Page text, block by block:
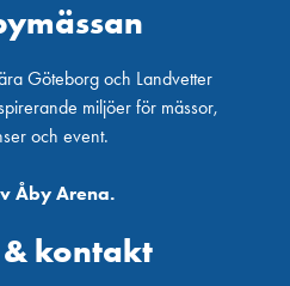
Göteborg och Landvetter
miljöer för mässor,
och event.
Åby Arena.
kontakt